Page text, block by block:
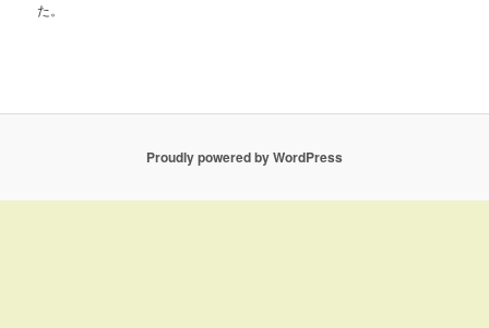
た。
Proudly powered by WordPress